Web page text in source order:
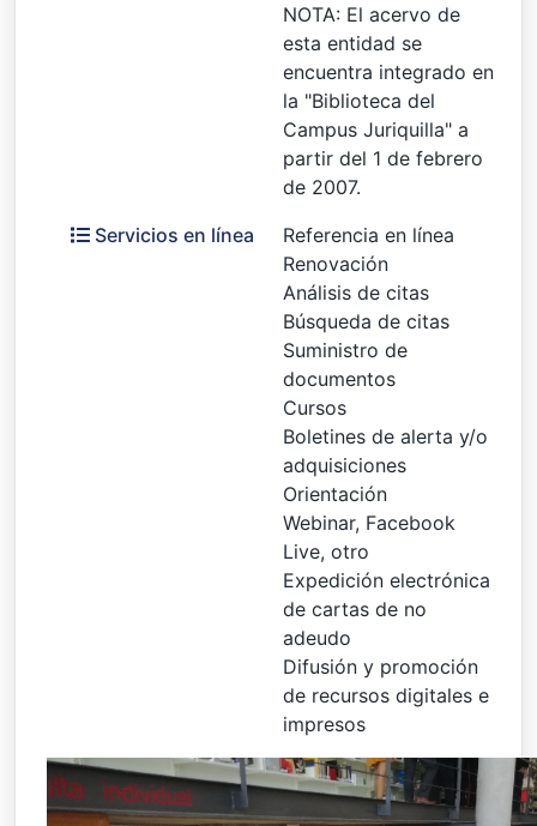
NOTA: El acervo de
esta entidad se
encuentra integrado en
la "Biblioteca del
Campus Juriquilla" a
partir del 1 de febrero
de 2007.
Servicios en línea
Referencia en línea
Renovación
Análisis de citas
Búsqueda de citas
Suministro de
documentos
Cursos
Boletines de alerta y/o
adquisiciones
Orientación
Webinar, Facebook
Live, otro
Expedición electrónica
de cartas de no
adeudo
Difusión y promoción
de recursos digitales e
impresos